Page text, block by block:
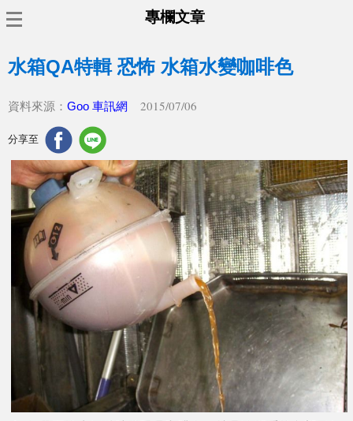
專欄文章
水箱QA特輯 恐怖 水箱水變咖啡色
資料來源： Goo 車訊網 2015/07/06
分享至